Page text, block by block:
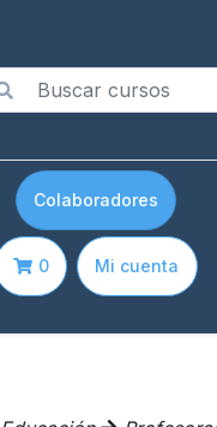
Colaboradores
0 Mi cuenta